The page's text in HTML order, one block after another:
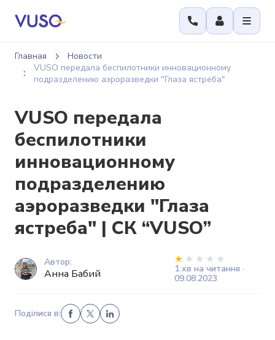
Главная
Новости
VUSO передала беспилотники инновационному
подразделению аэроразведки "Глаза ястреба"
VUSO передала
беспилотники
инновационному
подразделению
аэроразведки "Глаза
ястреба" | СК “VUSO”
Автор:
Анна Бабий
1 хв на читання ·
09.08.2023
Поділися в: